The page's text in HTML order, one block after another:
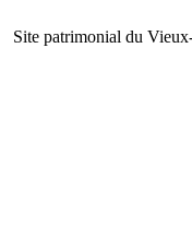
Site patrimonial du